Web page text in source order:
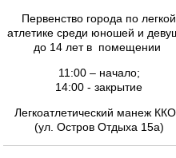
Первенство города по легкой
атлетике среди юношей и
до 14 лет в помещении
11:00 – начало;
14:00 - закрытие
Легкоатлетический манеж
(ул. Остров Отдыха 15а)